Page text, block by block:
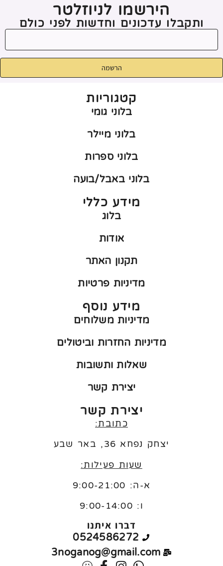
הירשמו לניוזלטר
ותקבלו עדכונים וחדשות לפני כולם
הרשמה
קטגוריות
בלוני גומי
בלוני מיילר
בלוני ספרות
בלוני באבל/בועה
מידע כללי
בלוג
אודות
תקנון האתר
מדיניות פרטיות
מידע נוסף
מדיניות משלוחים
מדיניות החזרות וביטולים
שאלות ותשובות
יצירת קשר
יצירת קשר
כתובת:
יצחק נפחא 36, באר שבע
שעות פעילות:
א-ה: 9:00-21:00
ו: 9:00-14:00
דברו איתנו
0524586272
3noganog@gmail.com